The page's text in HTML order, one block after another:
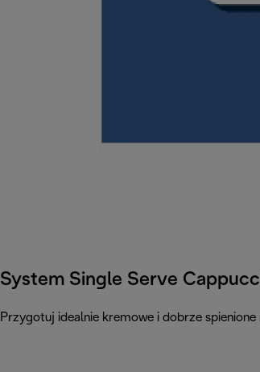
System Single Serve
Przygotuj idealnie kremowe i dobrze